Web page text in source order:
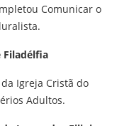
Comunicar o
Filadélfia
Igreja Cristã do
Adultos.